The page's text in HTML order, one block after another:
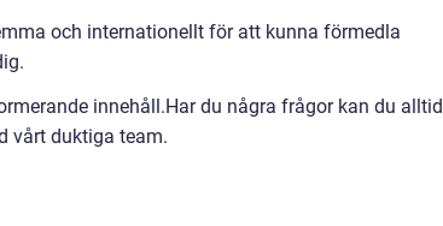
och internationellt för att kunna förmedla
innehåll.Har du några frågor kan du alltid
vårt duktiga team.